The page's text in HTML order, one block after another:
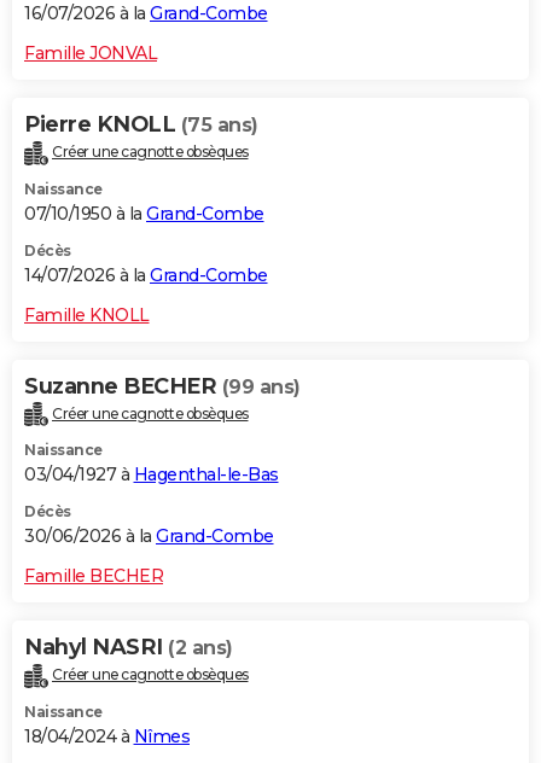
16/07/2026 à la Grand-Combe
Famille JONVAL
Pierre KNOLL (75 ans)
Créer une cagnotte obsèques
Naissance
07/10/1950 à la Grand-Combe
Décès
14/07/2026 à la Grand-Combe
Famille KNOLL
Suzanne BECHER (99 ans)
Créer une cagnotte obsèques
Naissance
03/04/1927 à Hagenthal-le-Bas
Décès
30/06/2026 à la Grand-Combe
Famille BECHER
Nahyl NASRI (2 ans)
Créer une cagnotte obsèques
Naissance
18/04/2024 à Nîmes